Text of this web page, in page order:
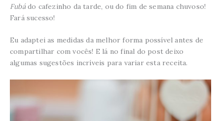
Fubádo cafezinho da tarde, ou do fim de semana chuvoso!
Fará sucesso!
Eu adaptei as medidas da melhor forma possível antes de
compartilhar com vocês! E lá no final do post deixo
algumas sugestões incríveis para variar esta receita.